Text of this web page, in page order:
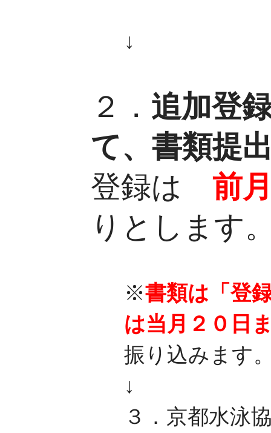
↓
２． 追加登
て、書類提
登録は 前
りとします
※書類は「登
は当月２０日
振り込みます
↓
３．京都水泳